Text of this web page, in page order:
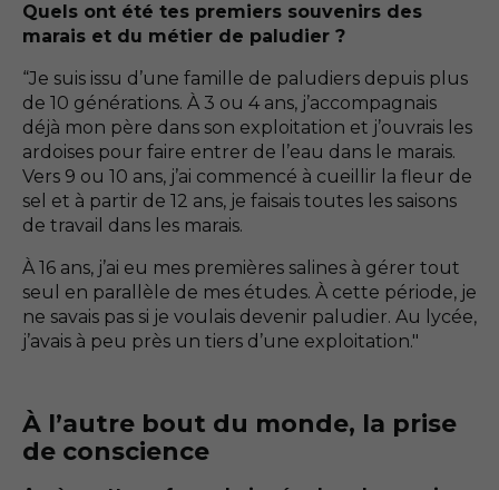
Quels ont été tes premiers souvenirs des
marais et du métier de paludier ?
“Je suis issu d’une famille de paludiers depuis plus
de 10 générations. À 3 ou 4 ans, j’accompagnais
déjà mon père dans son exploitation et j’ouvrais les
ardoises pour faire entrer de l’eau dans le marais.
Vers 9 ou 10 ans, j’ai commencé à cueillir la fleur de
sel et à partir de 12 ans, je faisais toutes les saisons
de travail dans les marais.
À 16 ans, j’ai eu mes premières salines à gérer tout
seul en parallèle de mes études. À cette période, je
ne savais pas si je voulais devenir paludier. Au lycée,
j’avais à peu près un tiers d’une exploitation."
À l’autre bout du monde, la prise
de conscience